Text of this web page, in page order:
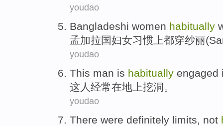
youdao
Bangladeshi women habitually
孟加拉国妇女习惯上都穿纱丽
youdao
This man is habitually engaged
这 人 经常在地上挖洞。
youdao
There were definitely limits, not